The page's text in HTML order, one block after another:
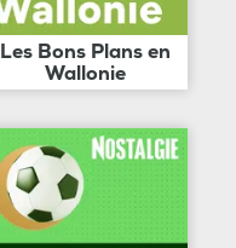
Les Bons Plans en
Wallonie